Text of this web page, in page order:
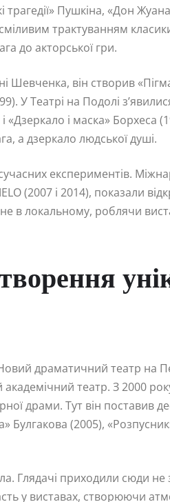
Пушкіна, «Дон
трактуванням
до акторської гри.
Шевченка, він створив
У Театрі на Подолі
«Дзеркало і маска» Борхеса
а дзеркало людської душі.
експериментів.
(2007 і 2014), показали
в локальному, роблячи
драматичний театр на
театр. З 2000
драми. Тут він поставив
Булгакова (2005),
Глядачі приходили сюди
у виставах, створюючи